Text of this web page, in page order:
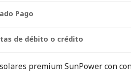
Pago
de débito o crédito
premium SunPower con